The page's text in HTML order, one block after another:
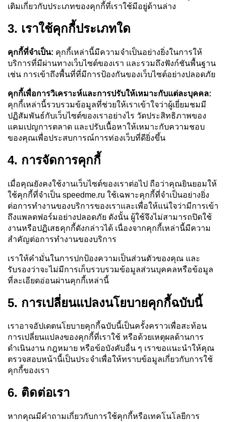
เติมเกี่ยวกับประเภทของคุกกี้ที่เราใช้มีอยู่ด้านล่าง
3. เราใช้คุกกี้ประเภทใด
คุกกี้ที่จำเป็น: คุกกี้เหล่านี้มีความจำเป็นอย่างยิ่งในการให้
บริการที่มีผ่านทางเว็บไซต์ของเรา และรวมถึงฟังก์ชันพื้นฐาน
เช่น การเข้าถึงพื้นที่ที่มีการป้องกันของเว็บไซต์อย่างปลอดภัย
คุกกี้เพื่อการวิเคราะห์และการปรับให้เหมาะกับแต่ละบุคคล:
คุกกี้เหล่านี้รวบรวมข้อมูลที่ช่วยให้เราเข้าใจว่าผู้เยี่ยมชมมี
ปฏิสัมพันธ์กับเว็บไซต์ของเราอย่างไร วัดประสิทธิภาพของ
แคมเปญการตลาด และปรับเนื้อหาให้เหมาะกับความชอบ
ของคุณเพื่อประสบการณ์การท่องเว็บที่ดียิ่งขึ้น
4. การจัดการคุกกี้
เมื่อคุณยังคงใช้งานเว็บไซต์ของเราต่อไป ถือว่าคุณยินยอมให้
ใช้คุกกี้ที่จำเป็น speedme.ru ใช้เฉพาะคุกกี้ที่จำเป็นอย่างยิ่ง
ต่อการทำงานของบริการของเราและเพื่อให้แน่ใจว่ามีการเข้า
ถึงแพลตฟอร์มอย่างปลอดภัย ดังนั้น ผู้ใช้จึงไม่สามารถปิดใช้
งานหรือปฏิเสธคุกกี้ดังกล่าวได้ เนื่องจากคุกกี้เหล่านี้มีความ
สำคัญต่อการทำงานของบริการ
เราให้คำมั่นในการปกป้องความเป็นส่วนตัวของคุณ และ
รับรองว่าจะไม่มีการเก็บรวบรวมข้อมูลส่วนบุคคลหรือข้อมูล
ที่ละเอียดอ่อนผ่านคุกกี้เหล่านี้
5. การเปลี่ยนแปลงนโยบายคุกกี้ฉบับนี้
เราอาจอัปเดตนโยบายคุกกี้ฉบับนี้เป็นครั้งคราวเพื่อสะท้อน
การเปลี่ยนแปลงของคุกกี้ที่เราใช้ หรือด้วยเหตุผลด้านการ
ดำเนินงาน กฎหมาย หรือข้อบังคับอื่น ๆ เราขอแนะนำให้คุณ
ตรวจสอบหน้านี้เป็นประจำเพื่อให้ทราบข้อมูลเกี่ยวกับการใช้
คุกกี้ของเรา
6. ติดต่อเรา
หากคุณมีคำถามเกี่ยวกับการใช้คุกกี้หรือเทคโนโลยีการ